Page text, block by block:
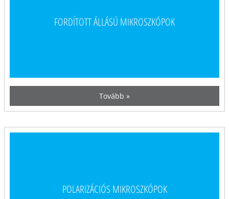
FORDÍTOTT ÁLLÁSÚ MIKROSZKÓPOK
Tovább »
POLARIZÁCIÓS MIKROSZKÓPOK